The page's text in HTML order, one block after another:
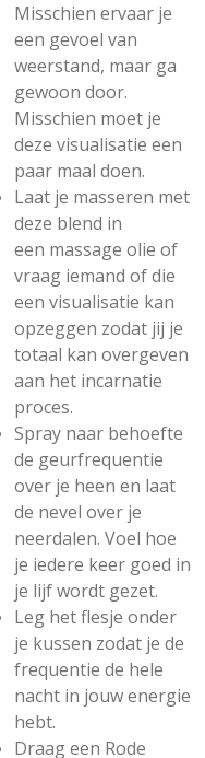
Misschien ervaar je
een gevoel van
weerstand, maar ga
gewoon door.
Misschien moet je
deze visualisatie een
paar maal doen.
Laat je masseren met
deze blend in
een massage olie of
vraag iemand of die
een visualisatie kan
opzeggen zodat jij je
totaal kan overgeven
aan het incarnatie
proces.
Spray naar behoefte
de geurfrequentie
over je heen en laat
de nevel over je
neerdalen. Voel hoe
je iedere keer goed in
je lijf wordt gezet.
Leg het flesje onder
je kussen zodat je de
frequentie de hele
nacht in jouw energie
hebt.
Draag een Rode